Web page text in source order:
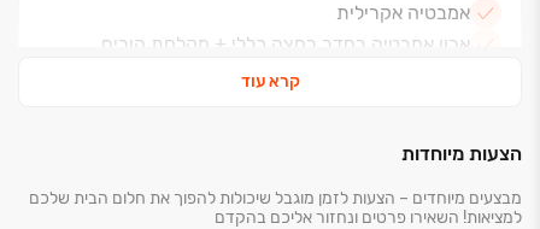
אמבטיה אקרילית
ארון אמבטיה בחדר רחצה כללי + מקלחת הורים
זכוכית בידודית (עפ״י דרישות התקן)
תריסים חשמליים ותאורה באזור אירוח
קרא עוד
הצעות מיוחדות
מבצעים מיוחדים – הצעות לזמן מוגבל שיכולות להפוך את חלום הבית שלכם
למציאות! השאירו פרטים ונחזור אליכם בהקדם